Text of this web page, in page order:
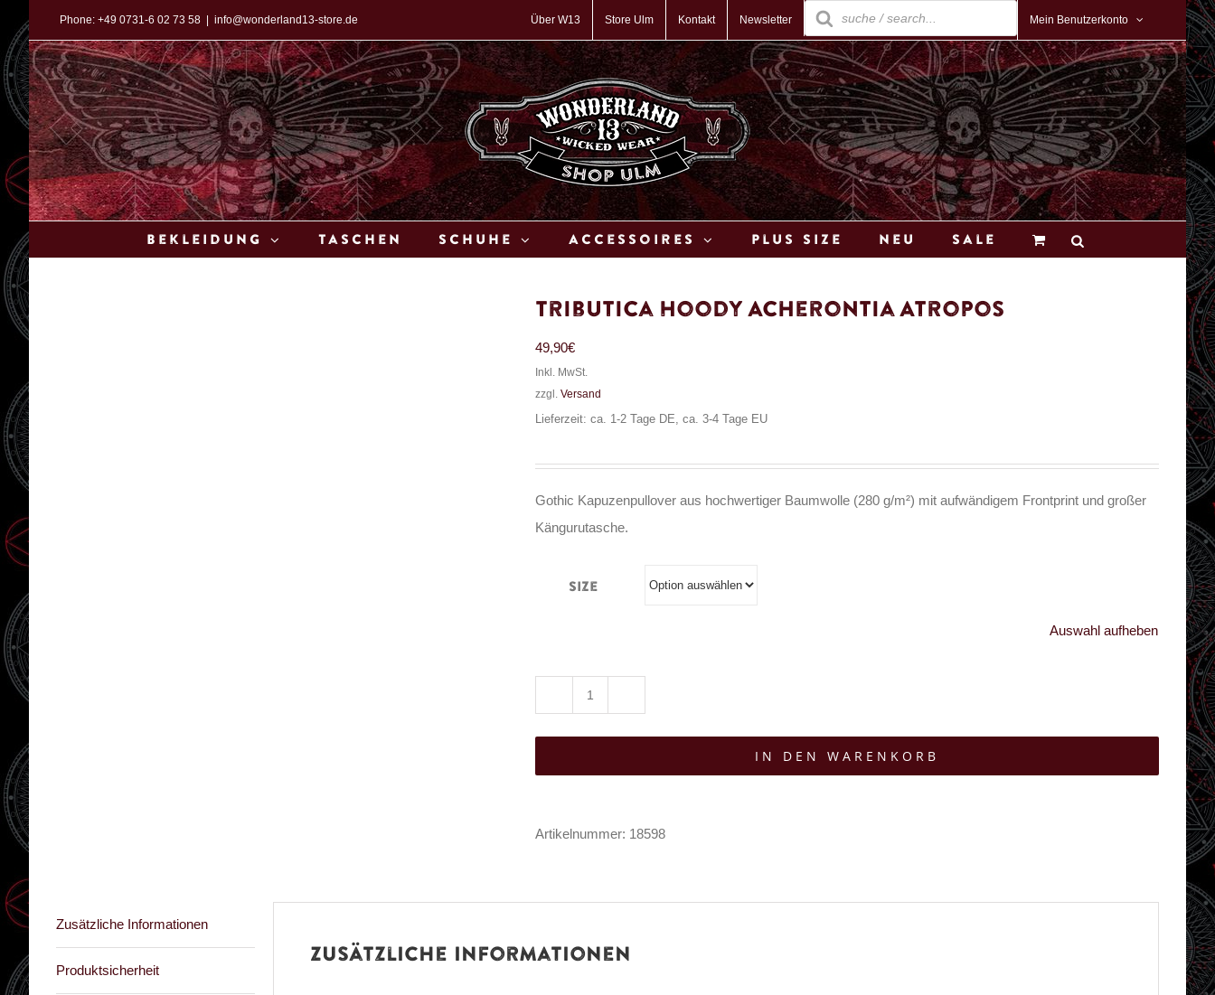
Inhalt
springen
Phone: +49 0731-6 02 73 58 info@wonderland13-store.de Über W13 Store Ulm Kontakt Newsletter
Products
search
Mein Benutzerkonto
Bekleidung Taschen Schuhe Accessoires Plus Size Neu Sale
Tributica Hoody Acherontia Atropos
49,90€
Inkl. MwSt.
zzgl. Versand
Lieferzeit: ca. 1-2 Tage DE, ca. 3-4 Tage EU
Gothic Kapuzenpullover aus hochwertiger Baumwolle (280 g/m²) mit aufwändigem Frontprint und großer
Kängurutasche.
Size
Auswahl aufheben
Hoody
IN DEN WARENKORB
Artikelnummer: 18598
Zusätzliche Informationen
Produktsicherheit
Zusätzliche Informationen